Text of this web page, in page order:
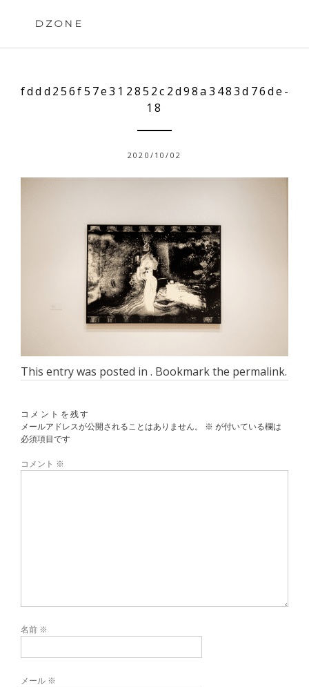
DZONE
fddd256f57e312852c2d98a3483d76de-
18
2020/10/02
This entry was posted in . Bookmark the permalink.
コメントを残す
メールアドレスが公開されることはありません。
※ が付いている欄は
必須項目です
コメント ※
名前 ※
メール ※